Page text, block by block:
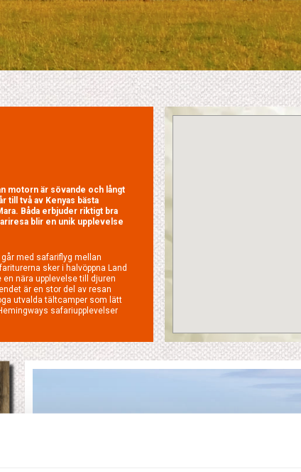
motorn är sövande och långt
till två av Kenyas bästa
Båda erbjuder riktigt bra
blir en unik upplevelse